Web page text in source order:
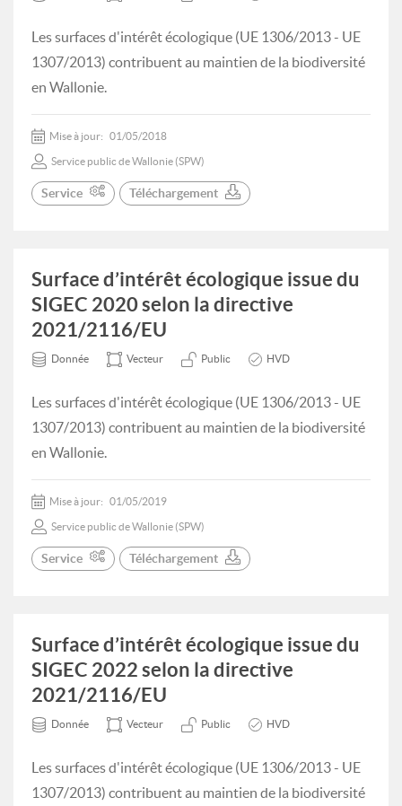
Les surfaces d'intérêt écologique (UE 1306/2013 - UE
1307/2013) contribuent au maintien de la biodiversité
en Wallonie.
Mise à jour: 01/05/2018
Service public de Wallonie (SPW)
Service Téléchargement
Surface d’intérêt écologique issue du
SIGEC 2020 selon la directive
2021/2116/EU
Donnée Vecteur Public HVD
Les surfaces d'intérêt écologique (UE 1306/2013 - UE
1307/2013) contribuent au maintien de la biodiversité
en Wallonie.
Mise à jour: 01/05/2019
Service public de Wallonie (SPW)
Service Téléchargement
Surface d’intérêt écologique issue du
SIGEC 2022 selon la directive
2021/2116/EU
Donnée Vecteur Public HVD
Les surfaces d'intérêt écologique (UE 1306/2013 - UE
1307/2013) contribuent au maintien de la biodiversité